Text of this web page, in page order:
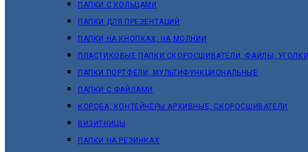
ПАПКИ С КОЛЬЦАМИ
ПАПКИ ДЛЯ ПРЕЗЕНТАЦИЙ
ПАПКИ НА КНОПКАХ, НА МОЛНИИ
ПЛАСТИКОВЫЕ ПАПКИ СКОРОСШИВАТЕЛИ, ФАЙЛЫ, УГОЛКИ
ПАПКИ ПОРТФЕЛИ, МУЛЬТИФУНКЦИОНАЛЬНЫЕ
ПАПКИ С ФАЙЛАМИ
КОРОБА, КОНТЕЙНЕРЫ АРХИВНЫЕ, СКОРОСШИВАТЕЛИ
ВИЗИТНИЦЫ
ПАПКИ НА РЕЗИНКАХ